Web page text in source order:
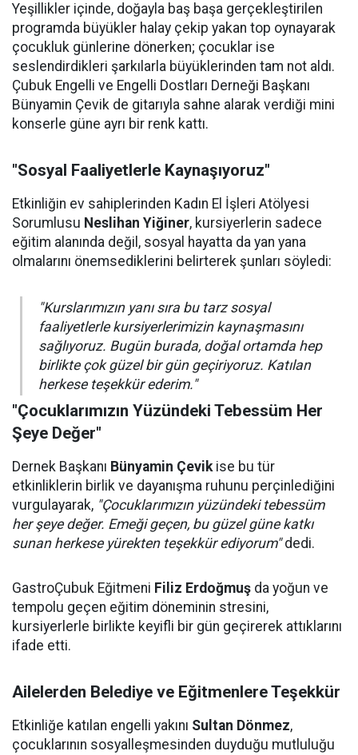
Yeşillikler içinde, doğayla baş başa gerçekleştirilen
programda büyükler halay çekip yakan top oynayarak
çocukluk günlerine dönerken; çocuklar ise
seslendirdikleri şarkılarla büyüklerinden tam not aldı.
Çubuk Engelli ve Engelli Dostları Derneği Başkanı
Bünyamin Çevik de gitarıyla sahne alarak verdiği mini
konserle güne ayrı bir renk kattı.
"Sosyal Faaliyetlerle Kaynaşıyoruz"
Etkinliğin ev sahiplerinden Kadın El İşleri Atölyesi
Sorumlusu Neslihan Yiğiner, kursiyerlerin sadece
eğitim alanında değil, sosyal hayatta da yan yana
olmalarını önemsediklerini belirterek şunları söyledi:
"Kurslarımızın yanı sıra bu tarz sosyal
faaliyetlerle kursiyerlerimizin kaynaşmasını
sağlıyoruz. Bugün burada, doğal ortamda hep
birlikte çok güzel bir gün geçiriyoruz. Katılan
herkese teşekkür ederim."
"Çocuklarımızın Yüzündeki Tebessüm Her
Şeye Değer"
Dernek Başkanı Bünyamin Çevikise bu tür
etkinliklerin birlik ve dayanışma ruhunu perçinlediğini
vurgulayarak, "Çocuklarımızın yüzündeki tebessüm
her şeye değer. Emeği geçen, bu güzel güne katkı
sunan herkese yürekten teşekkür ediyorum"dedi.
GastroÇubuk Eğitmeni Filiz Erdoğmuş da yoğun ve
tempolu geçen eğitim döneminin stresini,
kursiyerlerle birlikte keyifli bir gün geçirerek attıklarını
ifade etti.
Ailelerden Belediye ve Eğitmenlere Teşekkür
Etkinliğe katılan engelli yakını Sultan Dönmez,
çocuklarının sosyalleşmesinden duyduğu mutluluğu